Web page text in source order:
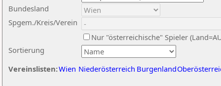
Sortierung
Bundesland
Spgem./Kreis/Verein
Nur "österreichische" Spieler
Vereinslisten:Wien Niederösterreich Burgenland